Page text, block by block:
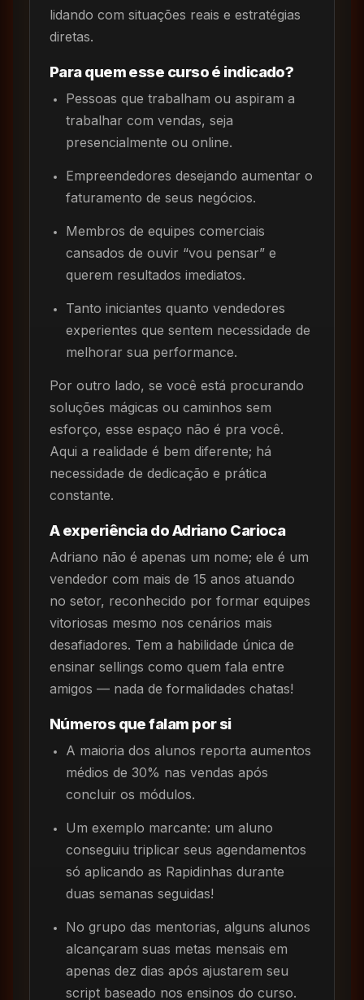
lidando com situações reais e estratégias
diretas.
Para quem esse curso é indicado?
Pessoas que trabalham ou aspiram a
trabalhar com vendas, seja
presencialmente ou online.
Empreendedores desejando aumentar o
faturamento de seus negócios.
Membros de equipes comerciais
cansados de ouvir “vou pensar” e
querem resultados imediatos.
Tanto iniciantes quanto vendedores
experientes que sentem necessidade de
melhorar sua performance.
Por outro lado, se você está procurando
soluções mágicas ou caminhos sem
esforço, esse espaço não é pra você.
Aqui a realidade é bem diferente; há
necessidade de dedicação e prática
constante.
A experiência do Adriano Carioca
Adriano não é apenas um nome; ele é um
vendedor com mais de 15 anos atuando
no setor, reconhecido por formar equipes
vitoriosas mesmo nos cenários mais
desafiadores. Tem a habilidade única de
ensinar sellings como quem fala entre
amigos — nada de formalidades chatas!
Números que falam por si
A maioria dos alunos reporta aumentos
médios de 30% nas vendas após
concluir os módulos.
Um exemplo marcante: um aluno
conseguiu triplicar seus agendamentos
só aplicando as Rapidinhas durante
duas semanas seguidas!
No grupo das mentorias, alguns alunos
alcançaram suas metas mensais em
apenas dez dias após ajustarem seu
script baseado nos ensinos do curso.